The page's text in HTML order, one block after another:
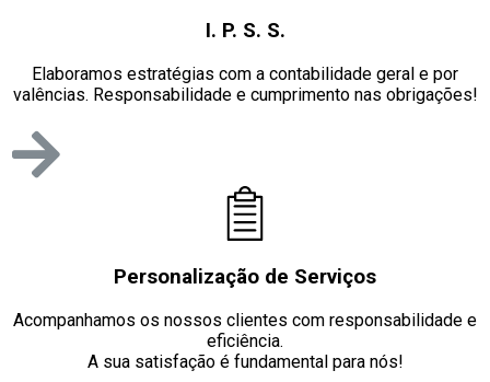
I. P. S. S.
Elaboramos estratégias com a contabilidade geral e por
valências. Responsabilidade e cumprimento nas obrigações!
Personalização de Serviços
Acompanhamos os nossos clientes com responsabilidade e
eficiência.
A sua satisfação é fundamental para nós!